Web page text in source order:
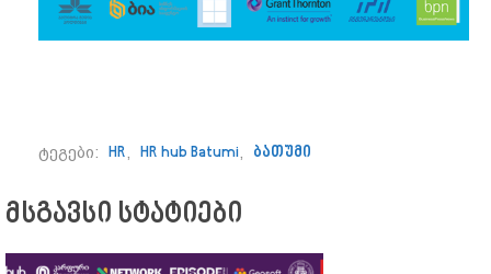
ტეგები: HR HR hub Batumi ბათუმი
მსგავსი სტატიები